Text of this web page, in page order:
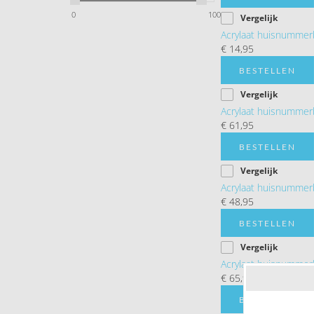
0 100 Vergelijk
Acrylaat
€ 14,95
BESTELLEN
Vergelijk
Acrylaat
€ 61,95
BESTELLEN
Vergelijk
Acrylaat
€ 48,95
BESTELLEN
Vergelijk
Acrylaat
€ 65,95
BESTELLEN